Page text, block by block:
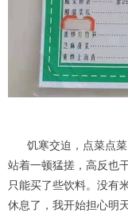
饥寒交迫，点菜点菜
站着一顿猛搓，高反也
只能买了些饮料。没有
休息了，我开始担心明